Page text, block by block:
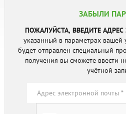
ЗАБЫЛИ
ПОЖАЛУЙСТА, ВВЕДИТЕ
указанный в параметрах вашей
будет отправлен специальный
получения вы сможете ввести
учётной